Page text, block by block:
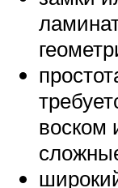
воском